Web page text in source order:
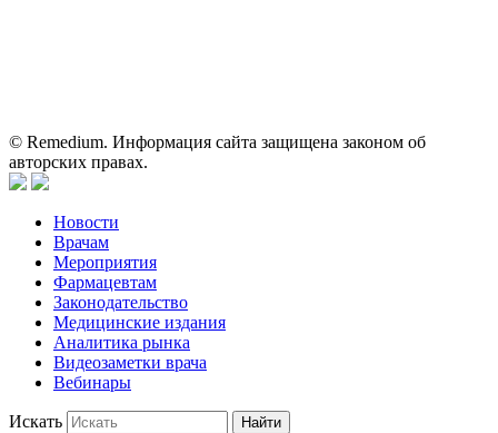
© Remedium. Информация сайта защищена законом об
авторских правах.
Новости
Врачам
Мероприятия
Фармацевтам
Законодательство
Медицинские издания
Аналитика рынка
Видеозаметки врача
Вебинары
Искать Найти